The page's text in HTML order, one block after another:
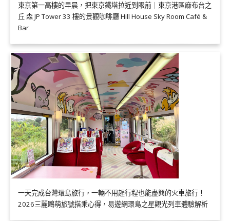
東京第一高樓的早晨，把東京鐵塔拉近到眼前｜東京港區麻布台之
丘 森 JP Tower 33 樓的景觀咖啡廳 Hill House Sky Room Café &
Bar
一天完成台灣環島旅行，一輛不用趕行程也能盡興的火車旅行！
2026三麗鷗萌旅號搭乘心得，易遊網環島之星觀光列車體驗解析